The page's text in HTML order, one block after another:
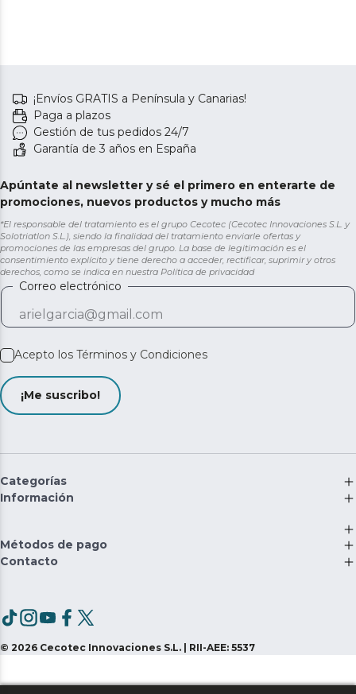
¡Envíos GRATIS a Península y Canarias!
Paga a plazos
Gestión de tus pedidos 24/7
Garantía de 3 años en España
Apúntate al newsletter y sé el primero en enterarte de
promociones, nuevos productos y mucho más
*El responsable del tratamiento es el grupo Cecotec (Cecotec Innovaciones S.L. y
Solotriatlon S.L.), siendo la finalidad del tratamiento enviarle ofertas y
promociones de las empresas del grupo. La base de legitimación es el
consentimiento explícito y tiene derecho a acceder, rectificar, suprimir y otros
derechos, como se indica en nuestra Política de privacidad
Correo electrónico
Acepto los Términos y Condiciones
¡Me suscribo!
Categorías
Información
Métodos de pago
Contacto
© 2026 Cecotec Innovaciones S.L. | RII-AEE: 5537